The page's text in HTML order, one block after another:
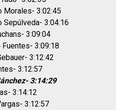
Morales- 3:02:45
Sepúlveda- 3:04:16
3:09:04
Fuentes- 3:09:18
3:12:42
3:12:57
3:14:29
3:14:12
3:12:57